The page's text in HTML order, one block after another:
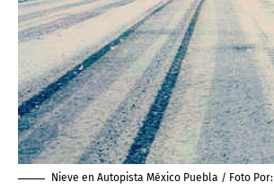
Nieve en Autopista México Puebla / Foto Por: